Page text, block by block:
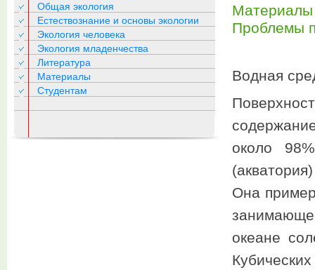
Общая экология
Естествознание и основы экологии
Экология человека
Экология младенчества
Литература
Материалы
Студентам
Материалы
Проблемы
Водная
около
Она
океане